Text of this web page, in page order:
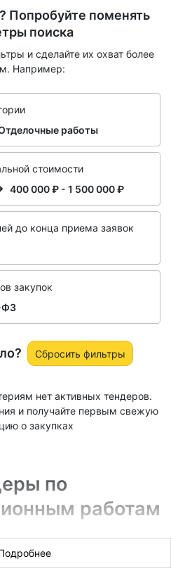
Попробуйте поменять
поиска
и сделайте их охват более
Например:
работы
стоимости
400 000 ₽ - 1 500 000 ₽
до конца приема заявок
закупок
ФЗ
Сбросить фильтры
нет активных тендеров.
и получайте первым свежую
о закупках
по
работам